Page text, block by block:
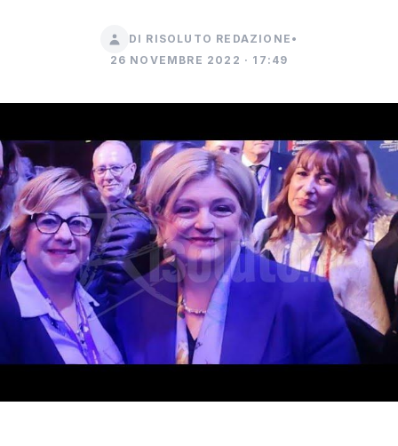
DI RISOLUTO REDAZIONE •
26 NOVEMBRE 2022 · 17:49